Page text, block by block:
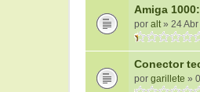
Amiga
por alt» 24 Abr
Conector
por garillete »